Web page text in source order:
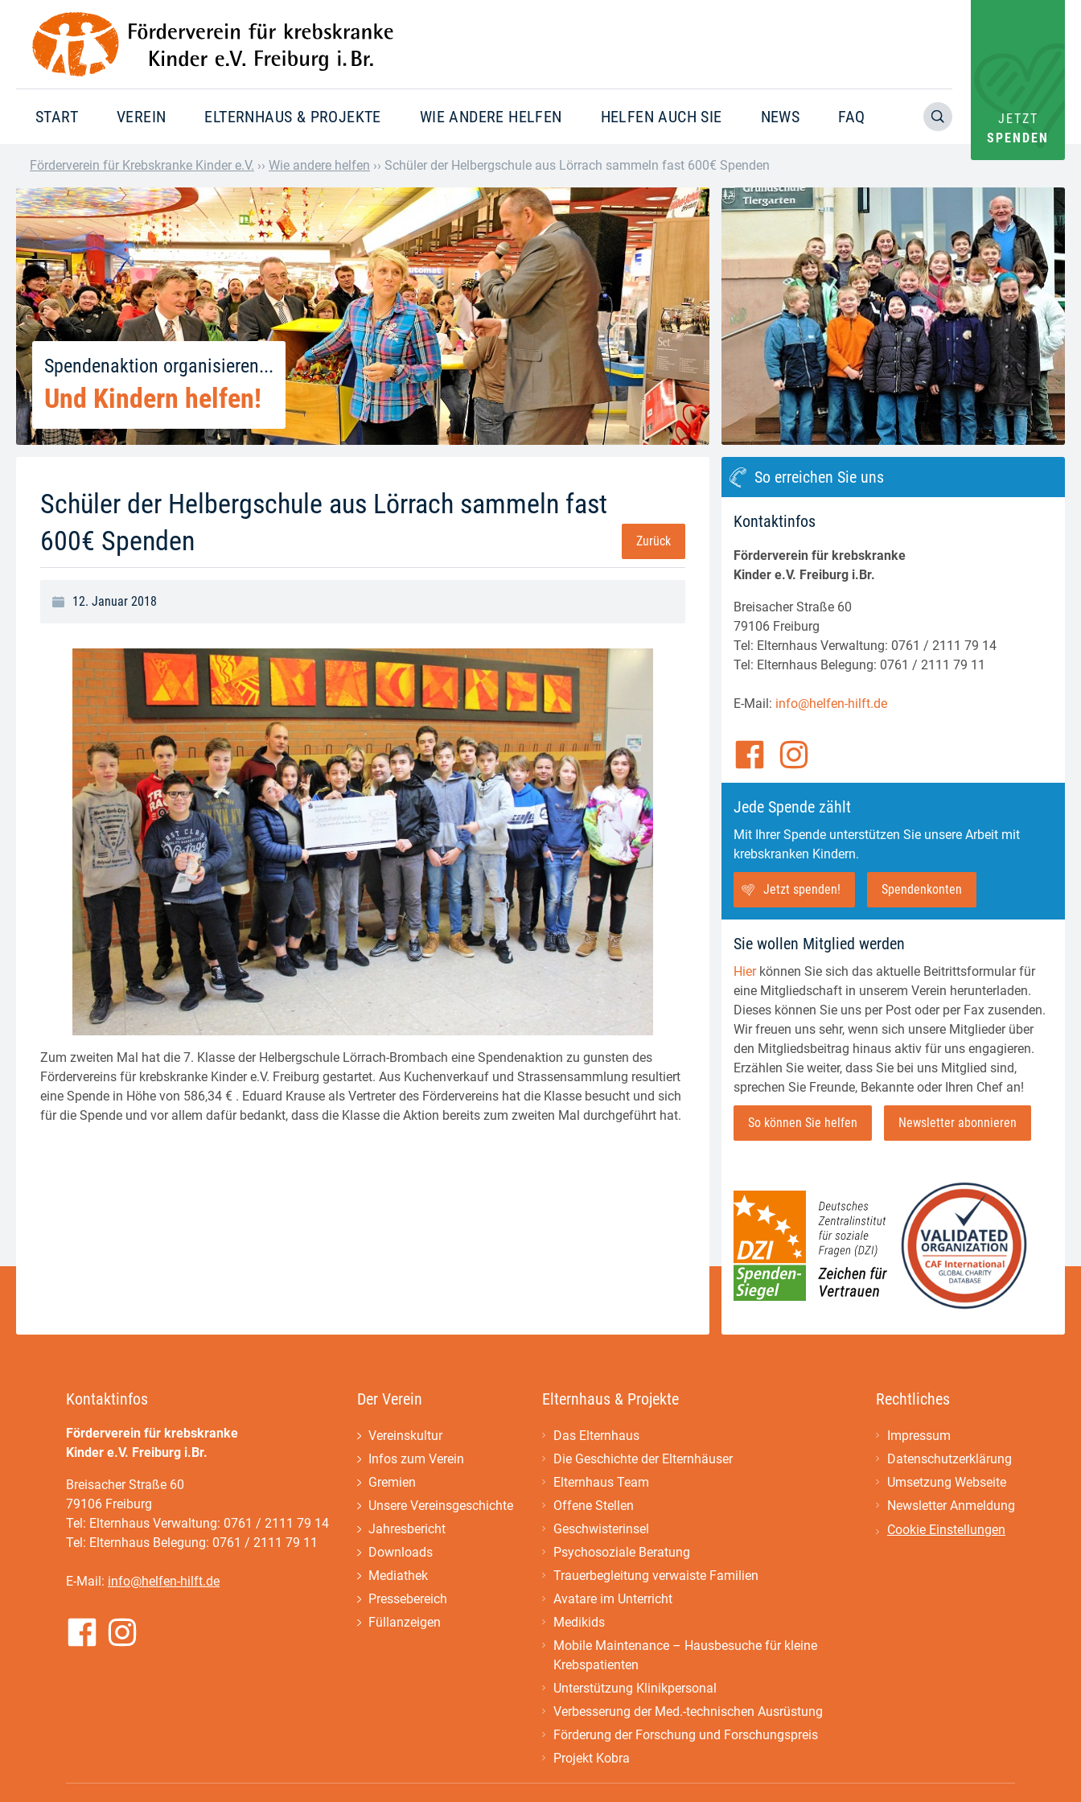
START VEREIN ELTERNHAUS & PROJEKTE WIE ANDERE HELFEN HELFEN AUCH SIE NEWS FAQ
JETZT
SPENDEN
Förderverein für Krebskranke Kinder e.V. ›› Wie andere helfen ›› Schüler der Helbergschule aus Lörrach sammeln fast 600€ Spenden
Spendenaktion organisieren...
Und Kindern helfen!
Warning
: Trying to access array offset on value of type bool in
/home/pacs/tgr09/users/website/doms/www.helfen-
hilft.de/htdocs-ssl/app/plugins/oxygen/component-
framework/components/classes/code-
block.class.php(133) : eval()'d code
on line
Schüler der Helbergschule aus Lörrach sammeln fast
600€ Spenden
Zurück
12. Januar 2018
Zum zweiten Mal hat die 7. Klasse der Helbergschule Lörrach-Brombach eine Spendenaktion zu gunsten des
Fördervereins für krebskranke Kinder e.V. Freiburg gestartet. Aus Kuchenverkauf und Strassensammlung resultiert
eine Spende in Höhe von 586,34 € . Eduard Krause als Vertreter des Fördervereins hat die Klasse besucht und sich
für die Spende und vor allem dafür bedankt, dass die Klasse die Aktion bereits zum zweiten Mal durchgeführt hat.
So erreichen Sie uns
Kontaktinfos
Förderverein für krebskranke
Kinder e.V. Freiburg i.Br.
Breisacher Straße 60
79106 Freiburg
Tel: Elternhaus Verwaltung: 0761 / 2111 79 14
Tel: Elternhaus Belegung: 0761 / 2111 79 11
E-Mail: info@helfen-hilft.de
Jede Spende zählt
Mit Ihrer Spende unterstützen Sie unsere Arbeit mit
krebskranken Kindern.
Jetzt spenden! Spendenkonten
Sie wollen Mitglied werden
Hierkönnen Sie sich das aktuelle Beitrittsformular für
eine Mitgliedschaft in unserem Verein herunterladen.
Dieses können Sie uns per Post oder per Fax zusenden.
Wir freuen uns sehr, wenn sich unsere Mitglieder über
den Mitgliedsbeitrag hinaus aktiv für uns engagieren.
Erzählen Sie weiter, dass Sie bei uns Mitglied sind,
sprechen Sie Freunde, Bekannte oder Ihren Chef an!
So können Sie helfen Newsletter abonnieren
Kontaktinfos
Förderverein für krebskranke
Kinder e.V. Freiburg i.Br.
Breisacher Straße 60
79106 Freiburg
Tel: Elternhaus Verwaltung: 0761 / 2111 79 14
Tel: Elternhaus Belegung: 0761 / 2111 79 11
E-Mail: info@helfen-hilft.de
Der Verein
Vereinskultur
Infos zum Verein
Gremien
Unsere Vereinsgeschichte
Jahresbericht
Downloads
Mediathek
Pressebereich
Füllanzeigen
Elternhaus & Projekte
Das Elternhaus
Die Geschichte der Elternhäuser
Elternhaus Team
Offene Stellen
Geschwisterinsel
Psychosoziale Beratung
Trauerbegleitung verwaiste Familien
Avatare im Unterricht
Medikids
Mobile Maintenance – Hausbesuche für kleine
Krebspatienten
Unterstützung Klinikpersonal
Verbesserung der Med.-technischen Ausrüstung
Förderung der Forschung und Forschungspreis
Projekt Kobra
Rechtliches
Impressum
Datenschutzerklärung
Umsetzung Webseite
Newsletter Anmeldung
Cookie Einstellungen